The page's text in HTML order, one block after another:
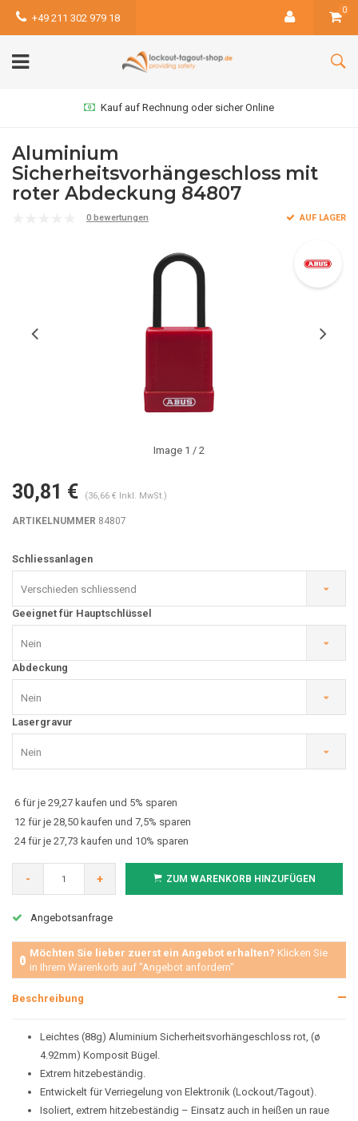
+49 211 302 979 18
0
Kauf auf Rechnung oder sicher Online
Aluminium
Sicherheitsvorhängeschloss mit
roter Abdeckung 84807
0 bewertungen AUF LAGER
Image 1 / 2
30,81 € (36,66 € Inkl. MwSt.)
ARTIKELNUMMER 84807
Schliessanlagen
Verschieden schliessend
Geeignet für Hauptschlüssel
Nein
Abdeckung
Nein
Lasergravur
Nein
6 für je 29,27 kaufen und 5% sparen
12 für je 28,50 kaufen und 7,5% sparen
24 für je 27,73 kaufen und 10% sparen
- + ZUM WARENKORB HINZUFÜGEN
Angebotsanfrage
Möchten Sie lieber zuerst ein Angebot erhalten? Klicken Sie
in Ihrem Warenkorb auf "Angebot anfordern"
Beschreibung
Leichtes (88g) Aluminium Sicherheitsvorhängeschloss rot, (ø
4.92mm) Komposit Bügel.
Extrem hitzebeständig.
Entwickelt für Verriegelung von Elektronik (Lockout/Tagout).
Isoliert, extrem hitzebeständig – Einsatz auch in heißen un raue